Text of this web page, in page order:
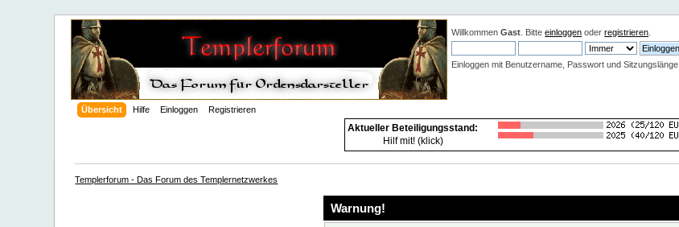
WillkommenGast . Bitteeinloggen oderregistrieren
Einloggen mit Benutzername, Passwort und Sitzungslänge
Übersicht Hilfe Einloggen Registrieren
Aktueller Beteiligungsstand:
Hilf mit! (klick)
Templerforum - Das Forum des Templernetzwerkes
Warnung!